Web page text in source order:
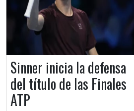
Sinner inicia la defensa
del título de las Finales
ATP